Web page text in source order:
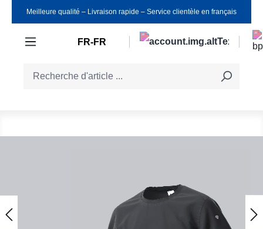
Passer au contenu principal
Meilleure qualité ‒ Livraison rapide ‒ Service clientèle en français
FR-FR